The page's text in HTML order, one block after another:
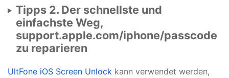
Tipps 2. Der schnellste und
einfachste Weg,
support.apple.com/iphone/passcode
zu reparieren
UltFone iOS Screen Unlock kann verwendet werden,